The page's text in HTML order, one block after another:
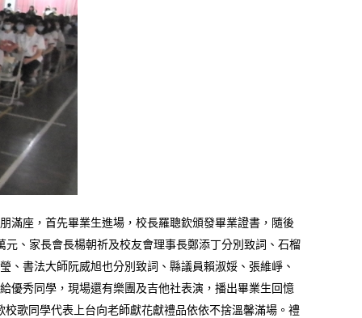
滿座，首先畢業生進場，校長羅聰欽頒發畢業證書，隨後
、家長會長楊朝祈及校友會理事長鄭添丁分別致詞、石榴
書法大師阮威旭也分別致詞、縣議員賴淑娞、張維崢、
優秀同學，現場還有樂團及吉他社表演，播出畢業生回憶
歌同學代表上台向老師獻花獻禮品依依不捨溫馨滿場。禮